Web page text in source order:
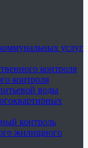
услуг
контроля
контроля
воды
контроль
жилищного